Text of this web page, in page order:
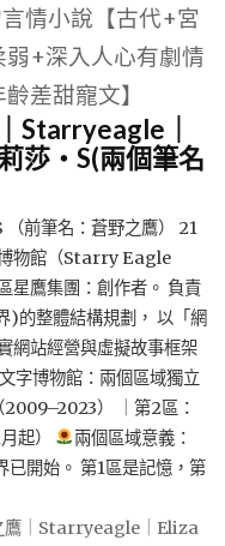
情小說【古代+宮
+深入人心有劇情
差甜寵文】
Starryeagle｜
莎・S(兩個筆名
前筆名：蒼野之鷹） 21
物館（Starry Eagle
鷹集團：創作者。 負責
)的整體結構規劃， 以「網
網站經營與虛擬故事框架
字博物館：兩個區域獨立
） ｜第2區：
起）
兩個區域意義：
已開始。 第1區是記憶，第
｜Starryeagle｜Eliza